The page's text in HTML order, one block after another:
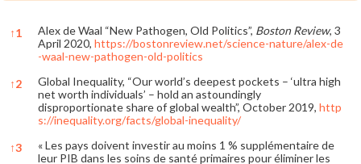
↑1 Alex de Waal “New Pathogen, Old Politics”, Boston Review, 3
April 2020, https://bostonreview.net/science-nature/alex-de
-waal-new-pathogen-old-politics
↑2
Global Inequality, “Our world’s deepest pockets – ‘ultra high
net worth individuals’ – hold an astoundingly
disproportionate share of global wealth”, October 2019, http
s://inequality.org/facts/global-inequality/
↑3
« Les pays doivent investir au moins 1 % supplémentaire de
leur PIB dans les soins de santé primaires pour éliminer les